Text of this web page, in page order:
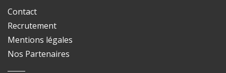
Contact
Recrutement
Mentions légales
Nos Partenaires